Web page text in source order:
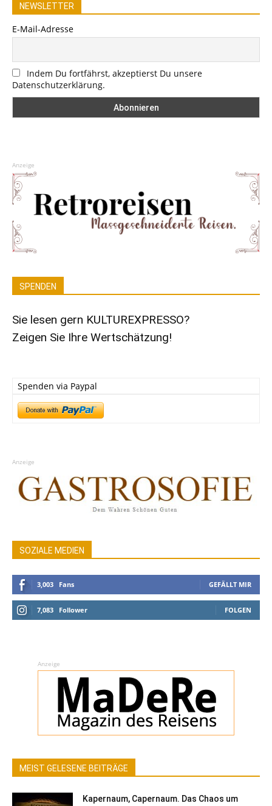
NEWSLETTER
E-Mail-Adresse
Indem Du fortfährst, akzeptierst Du unsere
Datenschutzerklärung.
Anzeige
SPENDEN
Sie lesen gern KULTUREXPRESSO?
Zeigen Sie Ihre Wertschätzung!
Spenden via Paypal
Anzeige
SOZIALE MEDIEN
3,003 Fans GEFÄLLT MIR
7,083 Follower FOLGEN
Anzeige
MEIST GELESENE BEITRÄGE
Kapernaum, Capernaum. Das Chaos um